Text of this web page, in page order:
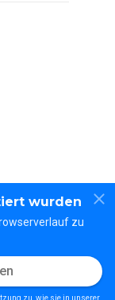
wurden
zu
zu, wie sie in unserer
vorbehalten